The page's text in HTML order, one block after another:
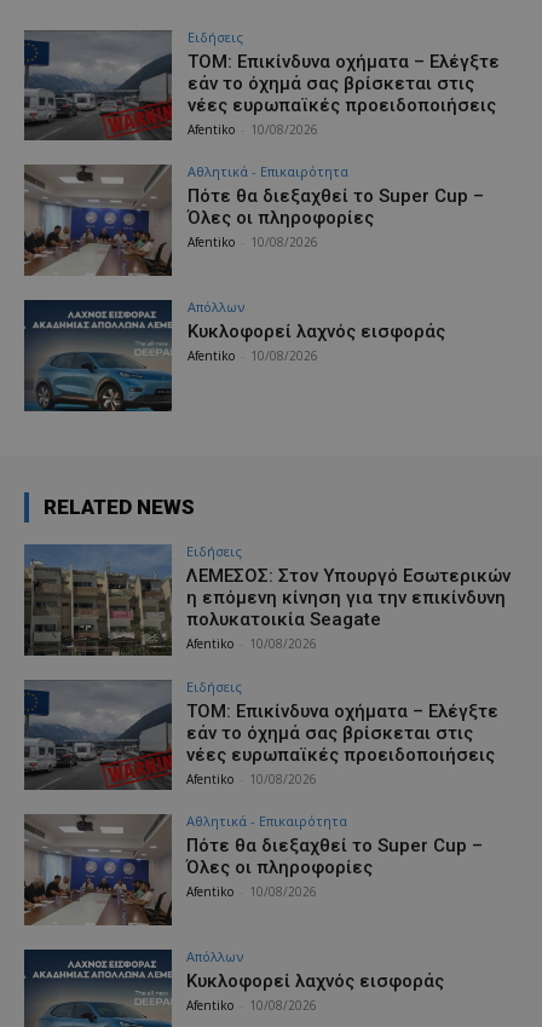
Ειδήσεις
ΤΟΜ: Επικίνδυνα οχήματα – Ελέγξτε
εάν το όχημά σας βρίσκεται στις
νέες ευρωπαϊκές προειδοποιήσεις
Afentiko 10/08/2026
Αθλητικά - Επικαιρότητα
Πότε θα διεξαχθεί το Super Cup –
Όλες οι πληροφορίες
Afentiko 10/08/2026
Απόλλων
Κυκλοφορεί λαχνός εισφοράς
Afentiko 10/08/2026
RELATED NEWS
Ειδήσεις
ΛΕΜΕΣΟΣ: Στον Υπουργό Εσωτερικών
η επόμενη κίνηση για την επικίνδυνη
πολυκατοικία Seagate
Afentiko 10/08/2026
Ειδήσεις
ΤΟΜ: Επικίνδυνα οχήματα – Ελέγξτε
εάν το όχημά σας βρίσκεται στις
νέες ευρωπαϊκές προειδοποιήσεις
Afentiko 10/08/2026
Αθλητικά - Επικαιρότητα
Πότε θα διεξαχθεί το Super Cup –
Όλες οι πληροφορίες
Afentiko 10/08/2026
Απόλλων
Κυκλοφορεί λαχνός εισφοράς
Afentiko 10/08/2026